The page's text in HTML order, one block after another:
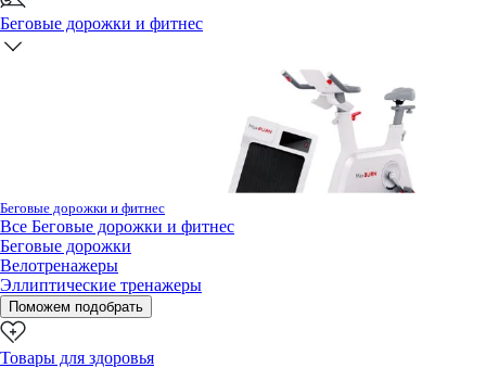
Беговые дорожки и фитнес
Беговые дорожки и фитнес
Все Беговые дорожки и фитнес
Беговые дорожки
Велотренажеры
Эллиптические тренажеры
Поможем подобрать
Товары для здоровья